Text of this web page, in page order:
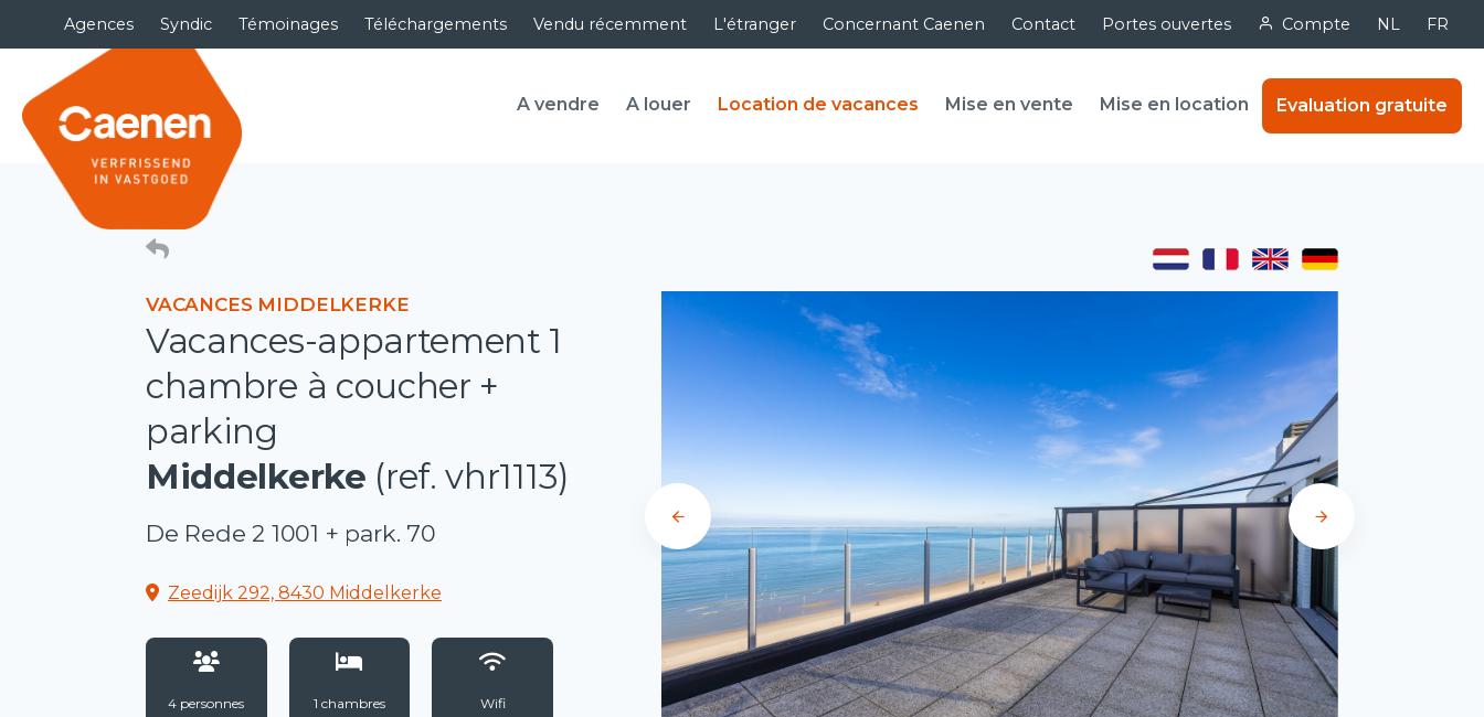
Agences Syndic Témoinages Téléchargements Vendu récemment L'étranger Concernant Caenen Contact Portes ouvertes Compte NL FR
A vendre A louer Location de vacances Mise en vente Mise en location Evaluation gratuite
VACANCES MIDDELKERKE
Vacances-appartement 1
chambre à coucher +
parking
Middelkerke (ref. vhr1113)
De Rede 2 1001 + park. 70
Zeedijk 292, 8430 Middelkerke
4 personnes 1 chambres Wifi